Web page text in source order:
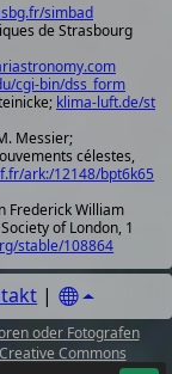
simbad
de Strasbourg
cgi-bin/dss_form
klima-luft.de/st
Messier;
célestes,
ark:/12148/bpt6k65
Frederick William
of London, 1
stable/108864
|
oder Fotografen
Creative Commons